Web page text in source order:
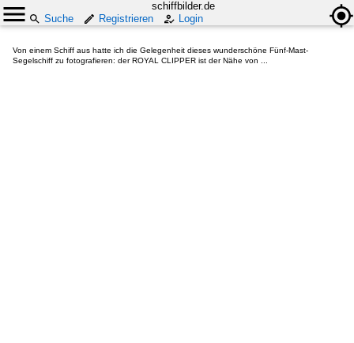
schiffbilder.de
Suche
Registrieren Login
Von einem Schiff aus hatte ich die Gelegenheit dieses wunderschöne Fünf-Mast-
Segelschiff zu fotografieren: der ROYAL CLIPPER ist der Nähe von ...